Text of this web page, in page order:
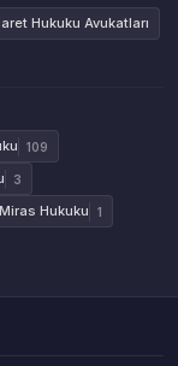
Hukuku Avukatları
109
3
Miras Hukuku 1